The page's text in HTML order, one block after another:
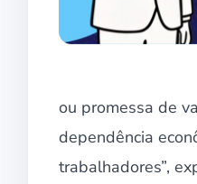
ou promessa de
dependência
trabalhadores”,